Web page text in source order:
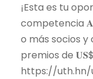
¡Esta es tu
competencia
o más socios y
premios de
https://